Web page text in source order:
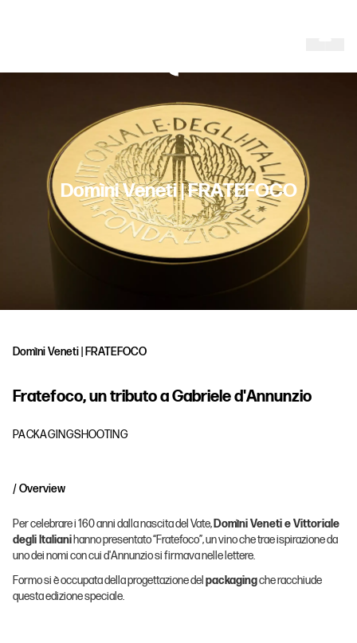
DomìniVeneti|FRATEFOCO
Domìni Veneti | FRATEFOCO
Fratefoco,untributoaGabrieled'Annunzio
PACKAGINGSHOOTING
/ Overview
Per celebrare i 160 anni dalla nascita del Vate, Domìni Veneti e Vittoriale
degli Italianihanno presentato “Fratefoco”, un vino che trae ispirazione da
uno dei nomi con cui d'Annunzio si firmava nelle lettere.
Formo si è occupata della progettazione del packagingche racchiude
questa edizione speciale.